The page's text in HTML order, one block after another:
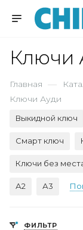
Ключи
Главная —
Ключи Ауди
Выкидной ключ
Смарт ключ
Ключи без
А2 А3
ФИЛЬТР